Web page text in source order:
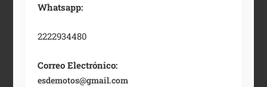
Whatsapp:
2222934480
Correo Electrónico:
esdemotos@gmail.com